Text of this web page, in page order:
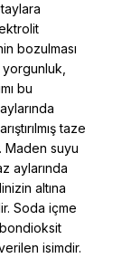
bozulması
bu
taze
Maden suyu
aylarında
altına
Soda içme
isimdir.